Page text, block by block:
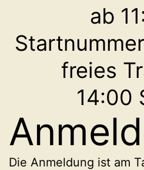
ab
freies
14:00
Die Anmeldung ist am